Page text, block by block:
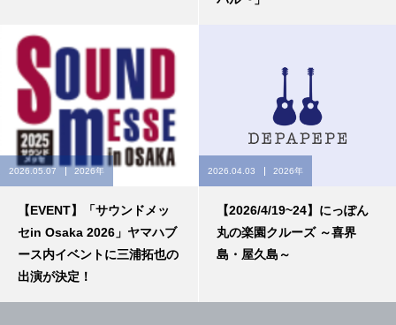
2026.05.07 2026年
【EVENT】「サウンドメッ
セin Osaka 2026」ヤマハブ
ース内イベントに三浦拓也の
出演が決定！
2026.04.03 2026年
【2026/4/19~24】にっぽん
丸の楽園クルーズ ～喜界
島・屋久島～